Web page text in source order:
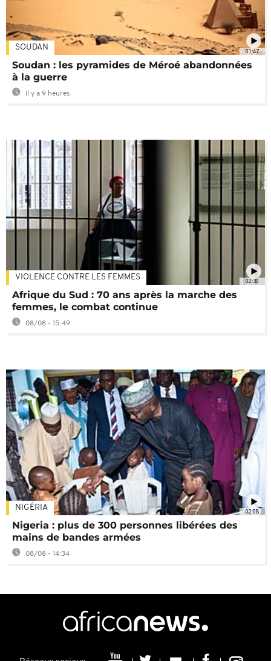
01:47
SOUDAN
Soudan : les pyramides de Méroé abandonnées
à la guerre
Il y a 9 heures
02:30
VIOLENCE CONTRE LES FEMMES
Afrique du Sud : 70 ans après la marche des
femmes, le combat continue
08/08 - 15:49
02:08
NIGÉRIA
Nigeria : plus de 300 personnes libérées des
mains de bandes armées
08/08 - 14:34